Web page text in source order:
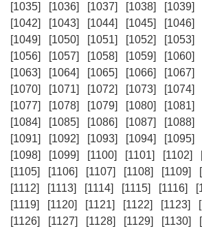
[1035]
[1036] [1037] [1038] [1039]
[1042]
[1043] [1044] [1045] [1046]
[1049]
[1050] [1051] [1052] [1053]
[1056]
[1057] [1058] [1059] [1060]
[1063]
[1064] [1065] [1066] [1067]
[1070]
[1071] [1072] [1073] [1074]
[1077]
[1078] [1079] [1080] [1081]
[1084]
[1085] [1086] [1087] [1088]
[1091]
[1092] [1093] [1094] [1095]
[1098]
[1099] [1100] [1101] [1102]
[1105]
[1106] [1107] [1108] [1109]
[1112]
[1113] [1114] [1115] [1116]
[1119]
[1120] [1121] [1122] [1123]
[1126]
[1127] [1128] [1129] [1130]